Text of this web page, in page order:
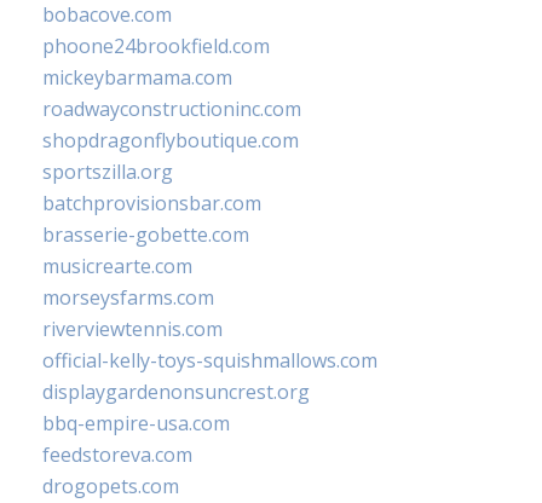
bobacove.com
phoone24brookfield.com
mickeybarmama.com
roadwayconstructioninc.com
shopdragonflyboutique.com
sportszilla.org
batchprovisionsbar.com
brasserie-gobette.com
musicrearte.com
morseysfarms.com
riverviewtennis.com
official-kelly-toys-squishmallows.com
displaygardenonsuncrest.org
bbq-empire-usa.com
feedstoreva.com
drogopets.com